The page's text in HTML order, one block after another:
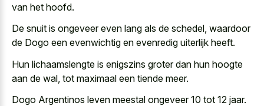
van het hoofd.
De snuit is ongeveer even lang als de schedel, waardoor
de Dogo een evenwichtig en evenredig uiterlijk heeft.
Hun lichaamslengte is enigszins groter dan hun hoogte
aan de wal, tot maximaal een tiende meer.
Dogo Argentinos leven meestal ongeveer 10 tot 12 jaar.